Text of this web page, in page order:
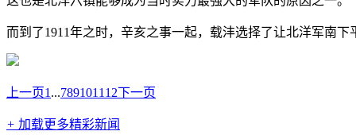
而到了1911年之时，辛亥之事一起，载沣选择了让北洋军南下
上一页1 ...7891011 12下一页
+ 加载更多精彩新闻